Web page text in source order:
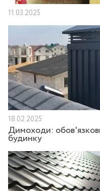
11.03.2025
18.02.2025
Димоходи:
будинку